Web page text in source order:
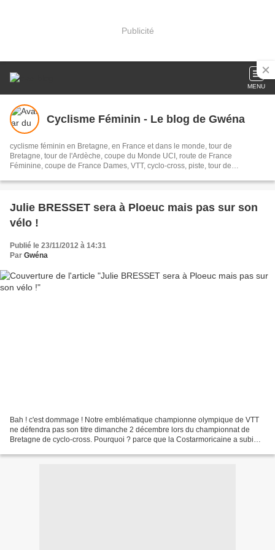
Publicité
MENU
Cyclisme Féminin - Le blog de Gwéna
cyclisme féminin en Bretagne, en France et dans le monde, tour de
Bretagne, tour de l'Ardèche, coupe du Monde UCI, route de France
Féminine, coupe de France Dames, VTT, cyclo-cross, piste, tour de
Julie BRESSET sera à Ploeuc mais pas sur son
vélo !
Publié le 23/11/2012 à 14:31
Par Gwéna
Bah ! c'est dommage ! Notre emblématique championne olympique de VTT
ne défendra pas son titre dimanche 2 décembre lors du championnat de
Bretagne de cyclo-cross. Pourquoi ? parce que la Costarmoricaine a subi